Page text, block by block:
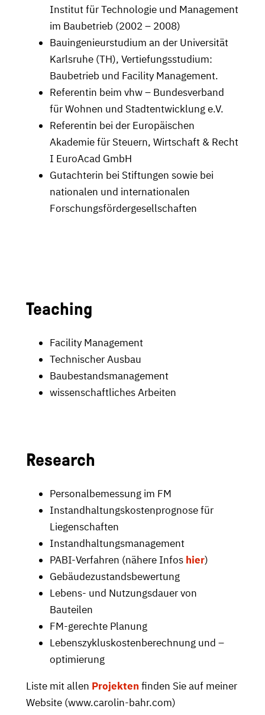
Institut für Technologie und Management
im Baubetrieb (2002 – 2008)
Bauingenieurstudium an der Universität
Karlsruhe (TH), Vertiefungsstudium:
Baubetrieb und Facility Management.
Referentin beim vhw – Bundesverband
für Wohnen und Stadtentwicklung e.V.
Referentin bei der Europäischen
Akademie für Steuern, Wirtschaft & Recht
I EuroAcad GmbH
Gutachterin bei Stiftungen sowie bei
nationalen und internationalen
Forschungsfördergesellschaften
Teaching
Facility Management
Technischer Ausbau
Baubestandsmanagement
wissenschaftliches Arbeiten
Research
Personalbemessung im FM
Instandhaltungskostenprognose für
Liegenschaften
Instandhaltungsmanagement
PABI-Verfahren (nähere Infos hier)
Gebäudezustandsbewertung
Lebens- und Nutzungsdauer von
Bauteilen
FM-gerechte Planung
Lebenszykluskostenberechnung und –
optimierung
Liste mit allen Projekten finden Sie auf meiner
Website (www.carolin-bahr.com)